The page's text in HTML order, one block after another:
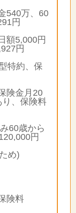
540万、60
円
額5,000円
円
特約、保
険金月20
、保険料
60歳から
円
め)
険料